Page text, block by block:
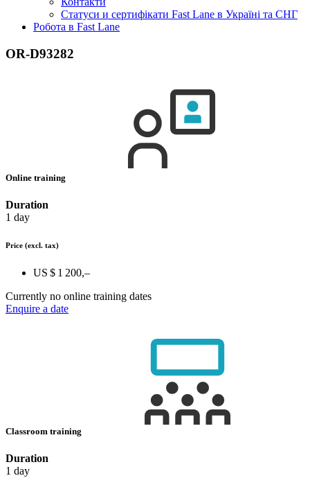
Статуси и сертифікати Fast Lane в Україні та СНГ
Робота в Fast Lane
OR-D93282
Online training
Duration
1 day
Price (excl. tax)
US $ 1 200,–
Currently no online training dates
Enquire a date
Classroom training
Duration
1 day